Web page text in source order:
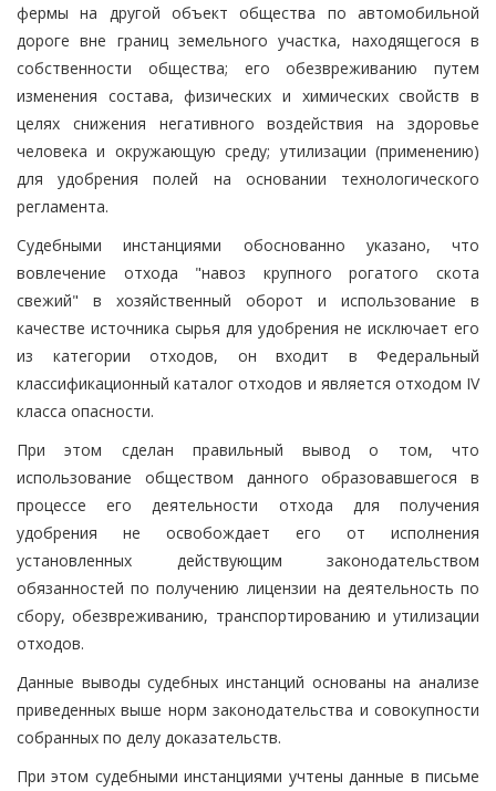
фермы на другой объект общества по автомобильной
дороге вне границ земельного участка, находящегося в
собственности общества; его обезвреживанию путем
изменения состава, физических и химических свойств в
целях снижения негативного воздействия на здоровье
человека и окружающую среду; утилизации (применению)
для удобрения полей на основании технологического
регламента.
Судебными инстанциями обоснованно указано, что
вовлечение отхода "навоз крупного рогатого скота
свежий" в хозяйственный оборот и использование в
качестве источника сырья для удобрения не исключает его
из категории отходов, он входит в Федеральный
классификационный каталог отходов и является отходом IV
класса опасности.
При этом сделан правильный вывод о том, что
использование обществом данного образовавшегося в
процессе его деятельности отхода для получения
удобрения не освобождает его от исполнения
установленных действующим законодательством
обязанностей по получению лицензии на деятельность по
сбору, обезвреживанию, транспортированию и утилизации
отходов.
Данные выводы судебных инстанций основаны на анализе
приведенных выше норм законодательства и совокупности
собранных по делу доказательств.
При этом судебными инстанциями учтены данные в письме